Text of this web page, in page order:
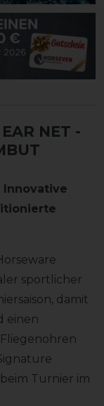
NET -
Innovative
sportlicher
damit
einen
Turnier im